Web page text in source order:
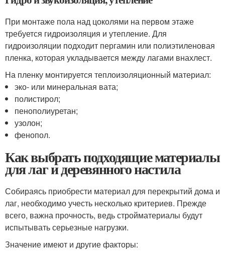
При монтаже пола над цоколями на первом этаже
требуется гидроизоляция и утепление. Для
гидроизоляции подходит пергамин или полиэтиленовая
пленка, которая укладывается между лагами внахлест.
На пленку монтируется теплоизоляционный материал:
эко- или минеральная вата;
полистирол;
пенополиуретан;
узолон;
фенопол.
Как выбрать подходящие материалы
для лаг и деревянного настила
Собираясь приобрести материал для перекрытий дома и
лаг, необходимо учесть несколько критериев. Прежде
всего, важна прочность, ведь стройматериалы будут
испытывать серьезные нагрузки.
Значение имеют и другие факторы: